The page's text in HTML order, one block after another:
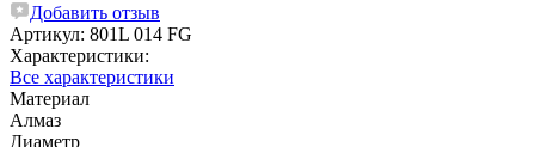
Добавить отзыв
Артикул: 801L 014 FG
Характеристики:
Все характеристики
Материал
Алмаз
Диаметр